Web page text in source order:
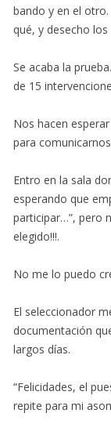
bando y en el
qué, y desecho
Se acaba la
de 15
Nos hacen
para
Entro en la sala
esperando que
participar…”, pero
elegido!!!.
No me lo puedo
El seleccionador
documentación
largos días.
“Felicidades, el
repite para mi